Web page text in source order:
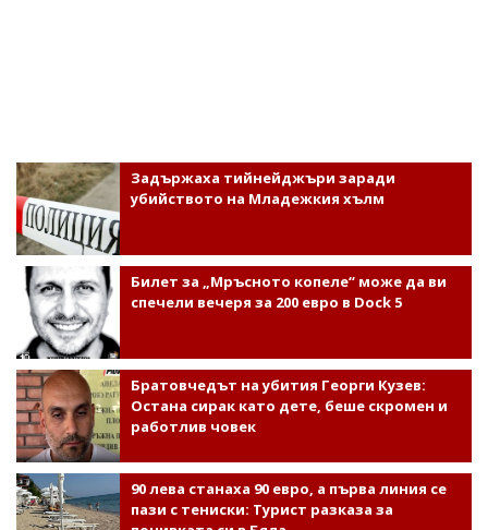
Задържаха тийнейджъри заради
убийството на Младежкия хълм
Билет за „Мръсното копеле“ може да ви
спечели вечеря за 200 евро в Dock 5
Братовчедът на убития Георги Кузев:
Остана сирак като дете, беше скромен и
работлив човек
90 лева станаха 90 евро, а първа линия се
пази с тениски: Турист разказа за